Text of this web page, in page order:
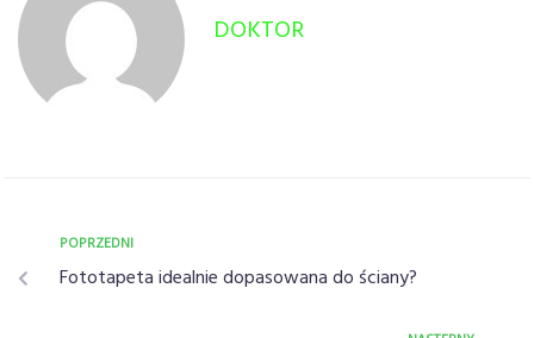
DOKTOR
POPRZEDNI
Fototapeta idealnie dopasowana do ściany?